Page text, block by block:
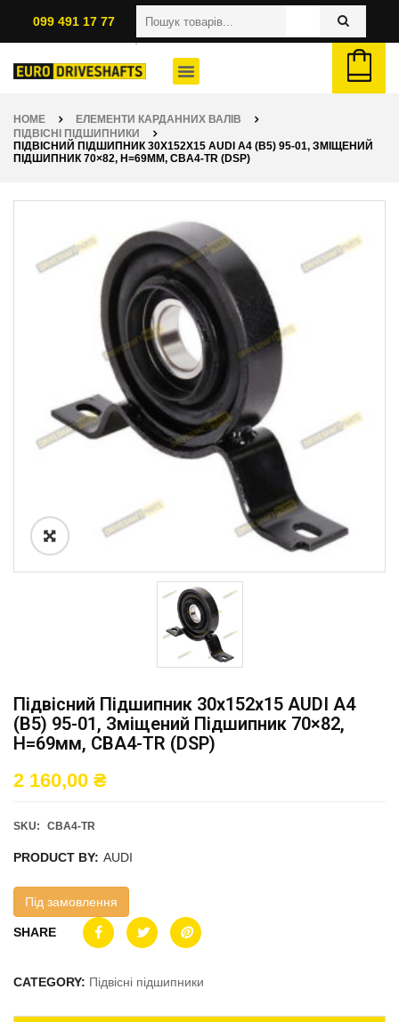
099 491 17 77
HOME
ЕЛЕМЕНТИ КАРДАННИХ ВАЛІВ
ПІДВІСНІ ПІДШИПНИКИ
ПІДВІСНИЙ ПІДШИПНИК 30X152X15 AUDI A4 (B5) 95-01, ЗМІЩЕНИЙ
ПІДШИПНИК 70×82, H=69ММ, CBA4-TR (DSP)
Підвісний Підшипник 30x152x15 AUDI A4
(B5) 95-01, Зміщений Підшипник 70×82,
H=69мм, CBA4-TR (DSP)
2 160,00 ₴
SKU: CBA4-TR
PRODUCT BY: AUDI
Під замовлення
SHARE
CATEGORY: Підвісні підшипники